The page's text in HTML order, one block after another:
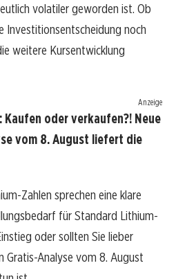
volatiler geworden ist. Ob
Investitionsentscheidung noch
weitere Kursentwicklung
Anzeige
oder verkaufen?! Neue
vom 8. August liefert die
Zahlen sprechen eine klare
für Standard Lithium-
oder sollten Sie lieber
Gratis-Analyse vom 8. August